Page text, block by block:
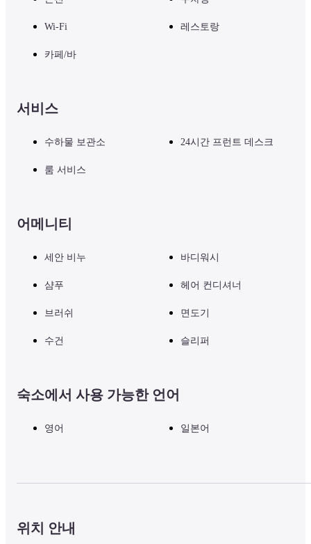
Wi-Fi 레스토랑
카페/바
서비스
수하물 보관소 24시간 프런트 데스크
룸 서비스
어메니티
세안 비누 바디워시
샴푸 헤어 컨디셔너
브러쉬 면도기
수건 슬리퍼
숙소에서 사용 가능한 언어
영어 일본어
위치 안내